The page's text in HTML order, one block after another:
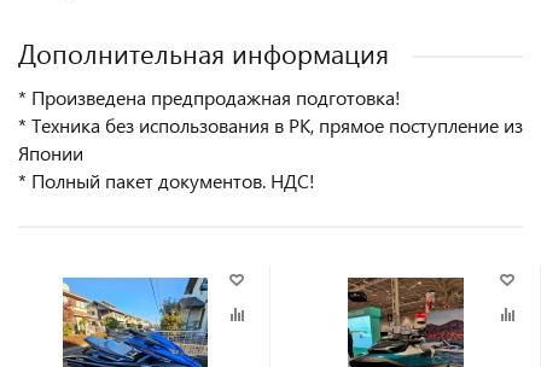
Дополнительная информация
* Произведена предпродажная подготовка!
* Техника без использования в РК, прямое поступление из
Японии
* Полный пакет документов. НДС!